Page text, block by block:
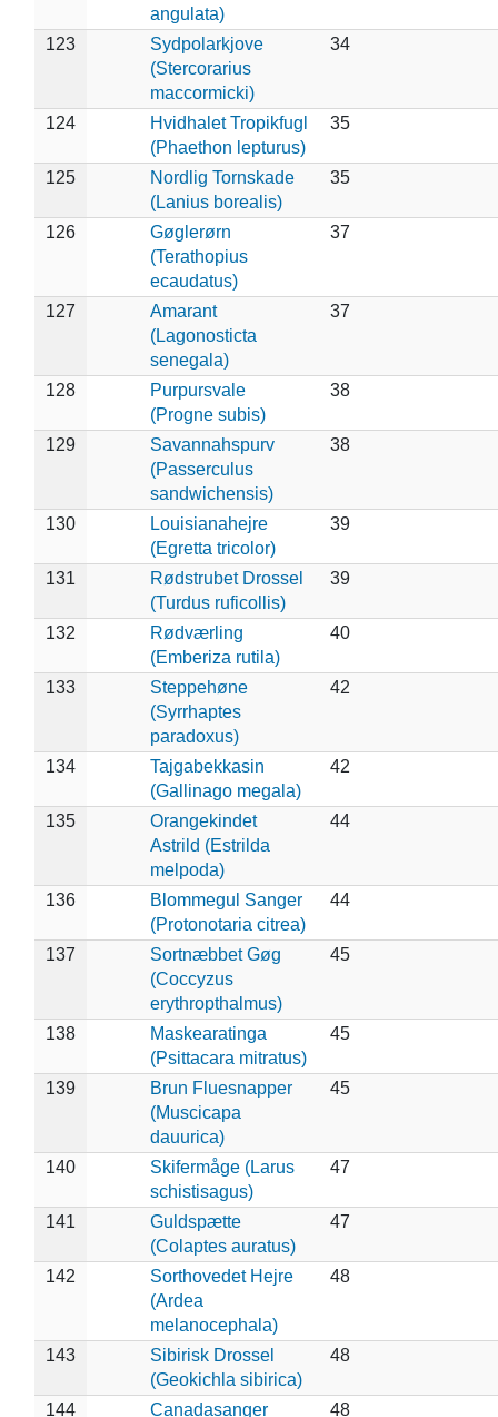
angulata)
123
Sydpolarkjove
(Stercorarius
maccormicki)
34
124
Hvidhalet Tropikfugl
(Phaethon lepturus)
35
125
Nordlig Tornskade
(Lanius borealis)
35
126
Gøglerørn
(Terathopius
ecaudatus)
37
127
Amarant
(Lagonosticta
senegala)
37
128
Purpursvale
(Progne subis)
38
129
Savannahspurv
(Passerculus
sandwichensis)
38
130
Louisianahejre
(Egretta tricolor)
39
131
Rødstrubet Drossel
(Turdus ruficollis)
39
132
Rødværling
(Emberiza rutila)
40
133
Steppehøne
(Syrrhaptes
paradoxus)
42
134
Tajgabekkasin
(Gallinago megala)
42
135
Orangekindet
Astrild (Estrilda
melpoda)
44
136
Blommegul Sanger
(Protonotaria citrea)
44
137
Sortnæbbet Gøg
(Coccyzus
erythropthalmus)
45
138
Maskearatinga
(Psittacara mitratus)
45
139
Brun Fluesnapper
(Muscicapa
dauurica)
45
140
Skifermåge (Larus
schistisagus)
47
141
Guldspætte
(Colaptes auratus)
47
142
Sorthovedet Hejre
(Ardea
melanocephala)
48
143
Sibirisk Drossel
(Geokichla sibirica)
48
144
Canadasanger
48